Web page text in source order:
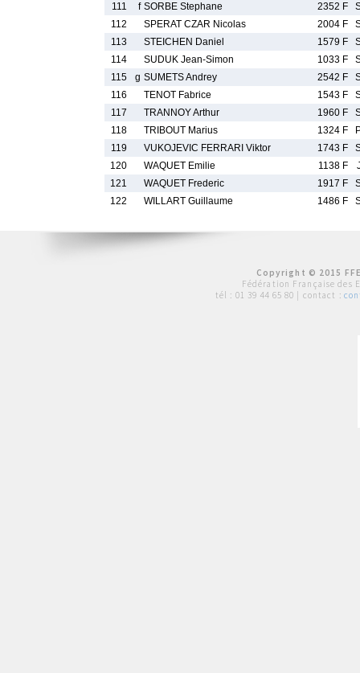
111
f SORBE Stephane 2352 F
112
SPERAT CZAR Nicolas 2004 F
113
STEICHEN Daniel 1579 F
114
SUDUK Jean-Simon 1033 F
115
g SUMETS Andrey 2542 F
116
TENOT Fabrice 1543 F
117
TRANNOY Arthur 1960 F
118
TRIBOUT Marius 1324 F
119
VUKOJEVIC FERRARI Viktor 1743 F
120
WAQUET Emilie 1138 F
121
WAQUET Frederic 1917 F
122
WILLART Guillaume 1486 F
Copyright © 2015
Fédération Française des
tél : 01 39 44 65 80 | contact :